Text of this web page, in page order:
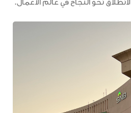
نحو النجاح في عالم الأعمال.